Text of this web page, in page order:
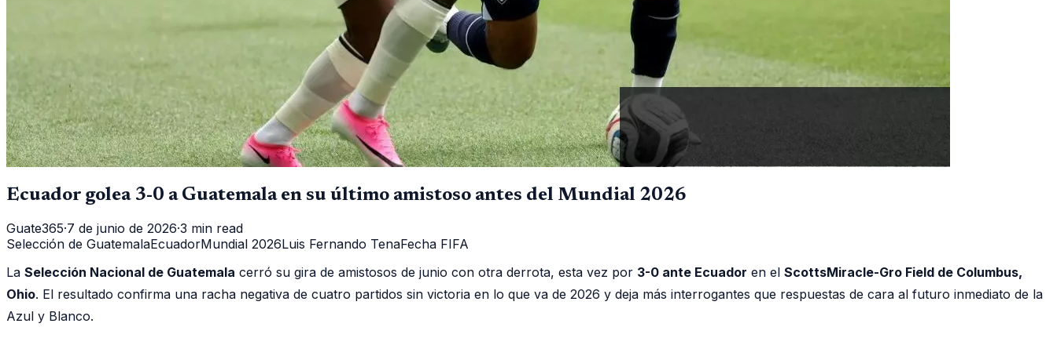
Ecuador golea 3-0 a Guatemala en su último amistoso antes del Mundial 2026
Guate365·7 de junio de 2026·3 min read
Selección de GuatemalaEcuadorMundial 2026Luis Fernando TenaFecha FIFA
La Selección Nacional de Guatemala cerró su gira de amistosos de junio con otra derrota, esta vez por 3-0 ante Ecuador en el ScottsMiracle-Gro Field de Columbus,
Ohio. El resultado confirma una racha negativa de cuatro partidos sin victoria en lo que va de 2026 y deja más interrogantes que respuestas de cara al futuro inmediato de la
Azul y Blanco.